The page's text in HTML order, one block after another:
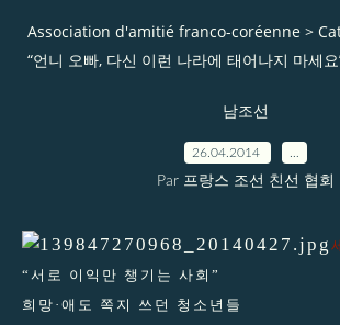
Association d'amitié franco-coréenne >
“언니 오빠, 다신 이런 나라에 태어나지 마세요
남조선
26.04.2014
Par 프랑스 조선 친선 협회
“서로 이익만 챙기는 사회”
희망·애도 쪽지 쓰던 청소년들